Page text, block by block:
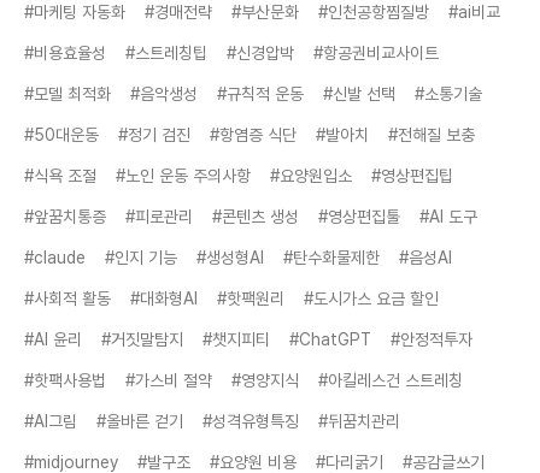
#마케팅 자동화 #경매전략 #부산문화 #인천공항찜질방 #ai비교
#비용효율성 #스트레칭팁 #신경압박 #항공권비교사이트
#모델 최적화 #음악생성 #규칙적 운동 #신발 선택 #소통기술
#50대운동 #정기 검진 #항염증 식단 #발아치 #전해질 보충
#식욕 조절 #노인 운동 주의사항 #요양원입소 #영상편집팁
#앞꿈치통증 #피로관리 #콘텐츠 생성 #영상편집툴 #AI 도구
#claude #인지 기능 #생성형AI #탄수화물제한 #음성AI
#사회적 활동 #대화형AI #핫팩원리 #도시가스 요금 할인
#AI 윤리 #거짓말탐지 #챗지피티 #ChatGPT #안정적투자
#핫팩사용법 #가스비 절약 #영양지식 #아킬레스건 스트레칭
#AI그림 #올바른 걷기 #성격유형특징 #뒤꿈치관리
#midjourney #발구조 #요양원 비용 #다리굵기 #공감글쓰기